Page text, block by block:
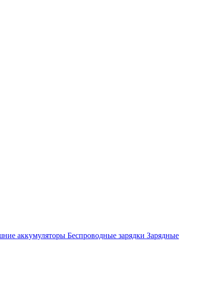
аккумуляторы Беспроводные зарядки Зарядные